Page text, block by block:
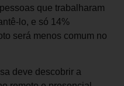
que trabalharam
lo, e só 14%
será menos comum no
deve descobrir a